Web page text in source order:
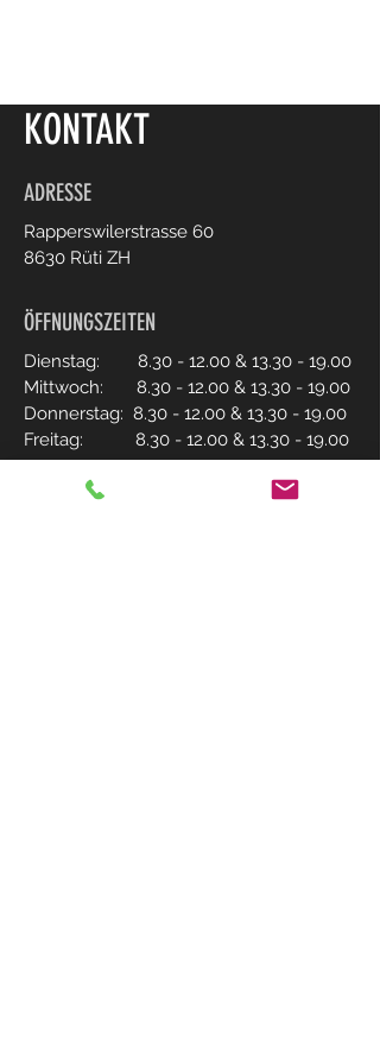
KONTAKT
ADRESSE
Rapperswilerstrasse 60
8630 Rüti ZH
ÖFFNUNGSZEITEN
Dienstag: 8.30 - 12.00 & 13.30 - 19.00
Mittwoch: 8.30 - 12.00 & 13.30 - 19.00
Donnerstag: 8.30 - 12.00 & 13.30 - 19.00
Freitag: 8.30 - 12.00 & 13.30 - 19.00
Samstag: